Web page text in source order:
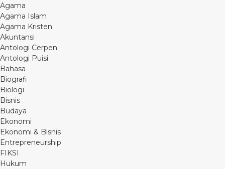
Agama
Agama Islam
Agama Kristen
Akuntansi
Antologi Cerpen
Antologi Puisi
Bahasa
Biografi
Biologi
Bisnis
Budaya
Ekonomi
Ekonomi & Bisnis
Entrepreneurship
FIKSI
Hukum